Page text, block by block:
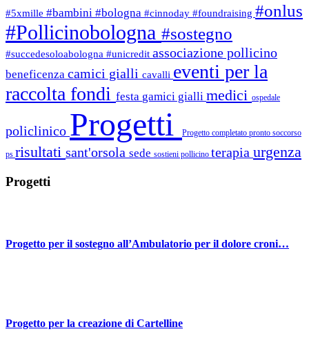
#5xmille #bambini #bologna #cinnoday #foundraising #onlus
#Pollicinobologna #sostegno
#succedesoloabologna #unicredit associazione pollicino
beneficenza camici gialli cavalli eventi per la
raccolta fondi festa gamici gialli medici ospedale
policlinico Progetti Progetto completato pronto soccorso
ps risultati sant'orsola sede sostieni pollicino terapia urgenza
Progetti
Progetto per il sostegno all’Ambulatorio per il dolore croni…
Progetto per la creazione di Cartelline